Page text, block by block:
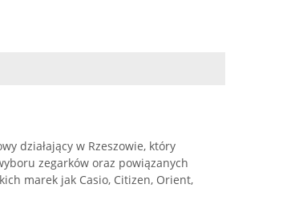
działający w Rzeszowie, który
zegarków oraz powiązanych
marek jak Casio, Citizen, Orient,